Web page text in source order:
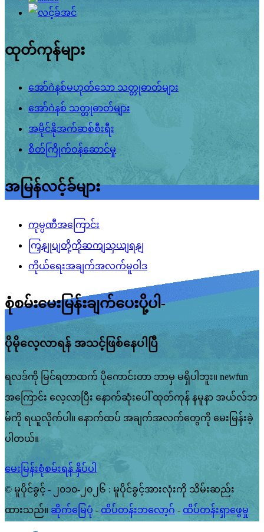
ထုတ်ကုန်များ
အော်ဂဲနစ်မဟုတ်သော သတ္တုဓာတ်များ
အော်ဂဲနစ် သတ္တုဓာတ်များ
အမိုင်နိုအက်ဆစ်စီးရီး
စိတ်ကြိုက်ဝန်ဆောင်မှု
အမြန်လင့်ခ်များ
ကုမ္ပဏီအကြောင်း
ကြှနျုပျတို့ကိုဆကျသှယျရနျ
ကိုယ်ရေးအချက်အလက်မူဝါဒ
စုံစမ်းမေးမြန်းချက်ပေးပို့ပါ-
ပိုမိုလေ့လာရန် အသင့်ဖြစ်နေပါပြီ
ရလဒ်ကို မြင်ရတာထက် ပိုကောင်းတာ ဘာမှ မရှိပါဘူး။ newfun
အကြောင်း လေ့လာပြီး နောက်ဆုံးပေါ် ထုတ်ကုန် နမူနာ အယ်လ်ဘ
မ်ကို ရယူလိုက်ပါ။ နောက်ထပ် အချက်အလက်တွေကို မေးမြန်းခဲ့
ပါတယ်။
မေးမြန်းစုံစမ်းရန် နှိပ်ပါ
© မူပိုင်ခွင့် - ၂၀၁၀-၂၀၂၆ : မူပိုင်ခွင့်အားလုံးကို သိမ်းဆည်း
ထားသည်။ ဆိုက်မြေပုံ - ထိပ်တန်းဘလော့ဂ် - ထိပ်တန်းရှာဖွေမှု